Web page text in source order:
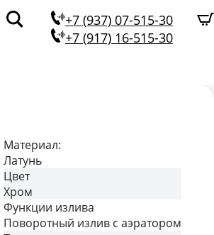
+7 (937) 07-515-30
+7 (917) 16-515-30
Материал:
Латунь
Цвет
Хром
Функции излива
Поворотный излив с аэратором